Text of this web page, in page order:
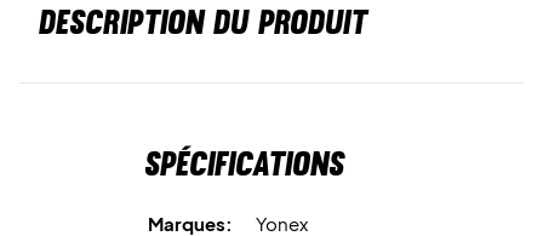
DESCRIPTION DU PRODUIT
Spécifications
Marques:
Yonex